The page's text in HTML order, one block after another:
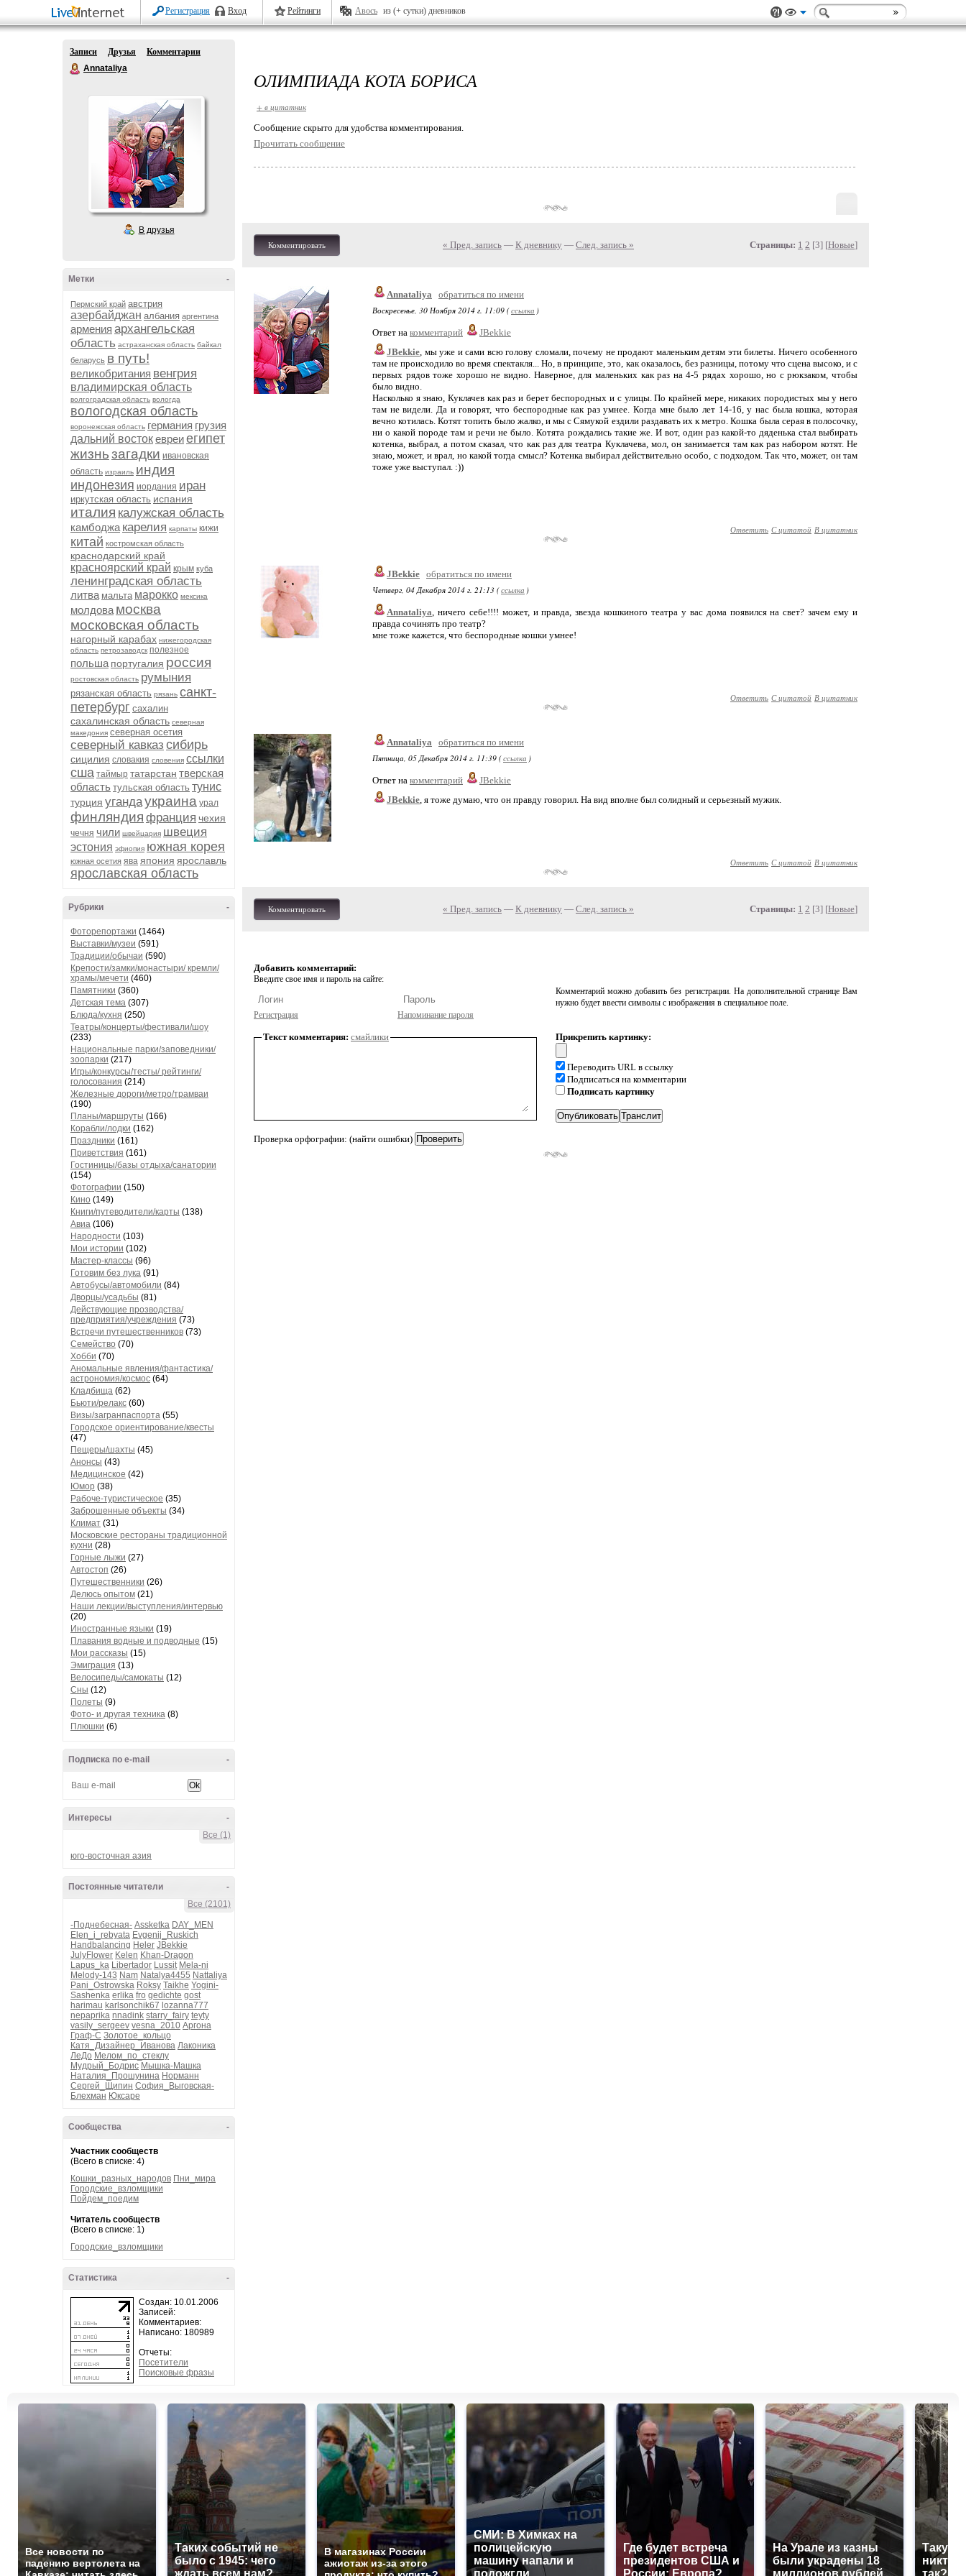
Регистрация Вход Рейтинги Авось из (+ сутки) дневников
Записи Друзья
Комментарии
Annataliya
В друзья
-
Метки
Пермский край австрия
азербайджан албания аргентина
армения архангельская
область астраханская область байкал
беларусь в путь!
великобритания венгрия
владимирская область
волгоградская область вологда
вологодская область
воронежская область германия грузия
дальний востокевреиегипет
жизньзагадки ивановская
область израиль индия
индонезия иордания иран
иркутская область испания
италия калужская область
камбоджа карелия карпаты кижи
китай костромская область
краснодарский край
красноярский край крым куба
ленинградская область
литва мальта марокко мексика
молдова москва
московская область
нагорный карабах нижегородская
область петрозаводск полезное
польша португалия россия
ростовская область румыния
рязанская область рязань санкт-
петербург сахалин
сахалинская область северная
македония северная осетия
северный кавказ сибирь
сицилия словакия словения ссылки
сша таймыр татарстан тверская
область тульская область тунис
турция угандаукраина урал
финляндия франция чехия
чечня чили швейцария швеция
эстония эфиопия южная корея
южная осетия ява япония ярославль
ярославская область
-
Рубрики
Фоторепортажи (1464)
Выставки/музеи (591)
Традиции/обычаи (590)
Крепости/замки/монастыри/ кремли/
храмы/мечети (460)
Памятники (360)
Детская тема (307)
Блюда/кухня (250)
Театры/концерты/фестивали/шоу
(233)
Национальные парки/заповедники/
зоопарки (217)
Игры/конкурсы/тесты/ рейтинги/
голосования (214)
Железные дороги/метро/трамваи
(190)
Планы/маршруты (166)
Корабли/лодки (162)
Праздники (161)
Приветствия (161)
Гостиницы/базы отдыха/санатории
(154)
Фотографии (150)
Кино (149)
Книги/путеводители/карты (138)
Авиа (106)
Народности (103)
Мои истории (102)
Мастер-классы (96)
Готовим без лука (91)
Автобусы/автомобили (84)
Дворцы/усадьбы (81)
Действующие прозводства/
предприятия/учреждения (73)
Встречи путешественников (73)
Семейство (70)
Хобби (70)
Аномальные явления/фантастика/
астрономия/космос (64)
Кладбища (62)
Бьюти/релакс (60)
Визы/загранпаспорта (55)
Городское ориентирование/квесты
(47)
Пещеры/шахты (45)
Анонсы (43)
Медицинское (42)
Юмор (38)
Рабоче-туристическое (35)
Заброшенные объекты (34)
Климат (31)
Московские рестораны традиционной
кухни (28)
Горные лыжи (27)
Автостоп (26)
Путешественники (26)
Делюсь опытом (21)
Наши лекции/выступления/интервью
(20)
Иностранные языки (19)
Плавания водные и подводные (15)
Мои рассказы (15)
Эмиграция (13)
Велосипеды/самокаты (12)
Сны (12)
Полеты (9)
Фото- и другая техника (8)
Плюшки (6)
-
Подписка по e-mail
-
Интересы
Все (1)
юго-восточная азия
-
Постоянные читатели
Все (2101)
-Поднебесная- Assketka DAY_MEN
Elen_i_rebyata Evgenij_Ruskich
Handbalancing Heler JBekkie
JulyFlower Kelen Khan-Dragon
Lapus_ka Libertador Lussit Mela-ni
Melody-143 Nam Natalya4455 Nattaliya
Pani_Ostrowska Roksy Taikhe Yogini-
Sashenka erlika fro gedichte gost
harimau karlsonchik67 lozanna777
nepaprika nnadink starry_fairy teyty
vasily_sergeev vesna_2010 Аргона
Граф-С Золотое_кольцо
Катя_Дизайнер_Иванова Лаконика
ЛеДо Мелом_по_стеклу
Мудрый_Бодрис Мышка-Машка
Наталия_Прошунина Норманн
Сергей_Щипин София_Выговская-
Блехман Юксаре
-
Сообщества
Участник сообществ
(Всего в списке: 4)
Кошки_разных_народов Пни_мира
Городские_взломщики
Пойдем_поедим
Читатель сообществ
(Всего в списке: 1)
Городские_взломщики
-
Статистика
Создан: 10.01.2006
Записей:
Комментариев:
Написано: 180989
Отчеты:
Посетители
Поисковые фразы
ОЛИМПИАДА КОТА БОРИСА
+ в цитатник
Cообщение скрыто для удобства комментирования.
Прочитать сообщение
Комментировать « Пред. запись — К дневнику — След. запись » Страницы: 1 2 [3] [Новые]
Annataliya
обратиться по имени
Воскресенье, 30 Ноября 2014 г. 11:09 (ссылка )
Ответ на комментарий
JBekkie
JBekkie, мы уже и сами всю голову сломали, почему не продают маленьким детям эти билеты. Ничего особенного
там не происходило во время спектакля... Но, в принципе, это, как оказалось, без разницы, потому что сцена высоко, и с
первых рядов тоже хорошо не видно. Наверное, для маленьких как раз на 4-5 рядах хорошо, но с рюкзаком, чтобы
было видно.
Насколько я знаю, Куклачев как раз и берет беспородных и с улицы. По крайней мере, никаких породистых мы у него
там не видели. Да и говорят, что беспородные как раз умнее. Когда мне было лет 14-16, у нас была кошка, которая
вечно котилась. Котят топить было жалко, и мы с Сямукой ездили раздавать их к метро. Кошка была серая в полосочку,
ни о какой породе там и речи не было. Котята рождались такие же. И вот, один раз какой-то дяденька стал выбирать
котенка, выбрал, а потом сказал, что как раз для театра Куклачева, мол, он занимается там как раз набором котят. Не
знаю, может, и врал, но какой тогда смысл? Котенка выбирал действительно особо, с подходом. Так что, может, он там
тоже уже выступал. :))
Ответить С цитатой В цитатник
JBekkie обратиться по имени
Четверг, 04 Декабря 2014 г. 21:13 (ссылка )
Annataliya, ничего себе!!!! может, и правда, звезда кошкиного театра у вас дома появился на свет? зачем ему и
правда сочинять про театр?
мне тоже кажется, что беспородные кошки умнее!
Ответить С цитатой В цитатник
Annataliya
обратиться по имени
Пятница, 05 Декабря 2014 г. 11:39 (ссылка )
Ответ на комментарий
JBekkie
JBekkie, я тоже думаю, что он правду говорил. На вид вполне был солидный и серьезный мужик.
Ответить С цитатой В цитатник
Комментировать « Пред. запись — К дневнику — След. запись » Страницы: 1 2 [3] [Новые]
Добавить комментарий:
Введите свое имя и пароль на сайте:
Регистрация Напоминание пароля
Комментарий можно добавить без регистрации. На дополнительной странице Вам
нужно будет ввести символы с изображения в специальное поле.
Текст комментария: смайлики
Проверка орфографии: (найти ошибки)
Прикрепить картинку:
Переводить URL в ссылку
Подписаться на комментарии
Подписать картинку
Все новости по
падению вертолета на
Таких событий не
было с 1945: чего
ждать всем нам?
В магазинах России
ажиотаж из-за этого
СМИ: В Химках на
полицейскую
машину напали и
подожгли.
Где будет встреча
президентов США и
России: Европа?
На Урале из казны
были украдены 18
миллионов рублей
Такую
никто
так?!